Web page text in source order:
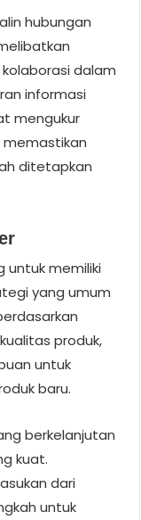
hubungan
dalam
informasi
mengukur
memastikan
ditetapkan
untuk memiliki
yang umum
produk,
untuk
baru.
berkelanjutan
kuat.
dari
untuk